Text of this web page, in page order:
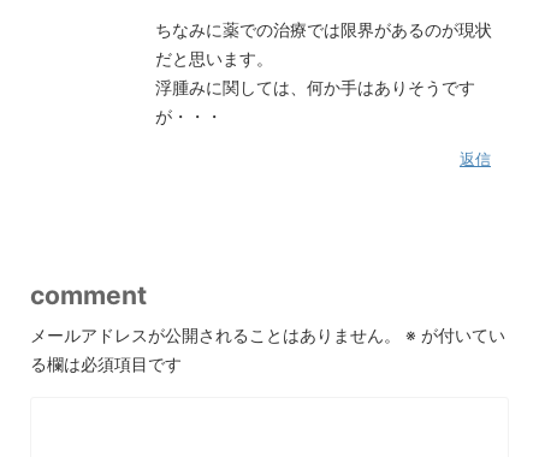
ちなみに薬での治療では限界があるのが現状
だと思います。
浮腫みに関しては、何か手はありそうです
が・・・
返信
comment
メールアドレスが公開されることはありません。 ※ が付いてい
る欄は必須項目です